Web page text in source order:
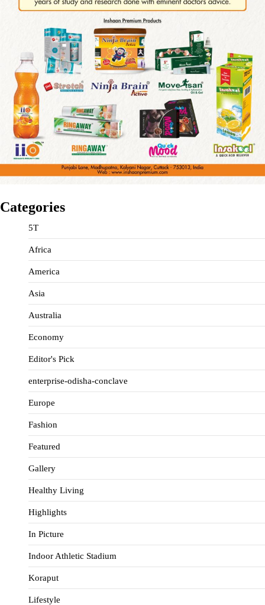
Categories
5T
Africa
America
Asia
Australia
Economy
Editor's Pick
enterprise-odisha-conclave
Europe
Fashion
Featured
Gallery
Healthy Living
Highlights
In Picture
Indoor Athletic Stadium
Koraput
Lifestyle